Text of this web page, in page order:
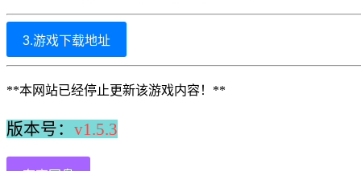
3.游戏下载地址
**本网站已经停止更新该游戏内容！**
版本号： v1.5.3